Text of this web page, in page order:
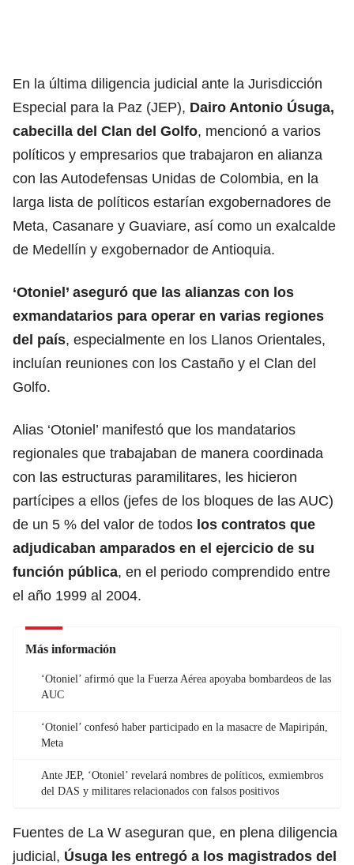
En la última diligencia judicial ante la Jurisdicción
Especial para la Paz (JEP), Dairo Antonio Úsuga,
cabecilla del Clan del Golfo, mencionó a varios
políticos y empresarios que trabajaron en alianza
con las Autodefensas Unidas de Colombia, en la
larga lista de políticos estarían exgobernadores de
Meta, Casanare y Guaviare, así como un exalcalde
de Medellín y exgobernador de Antioquia.
‘Otoniel’ aseguró que las alianzas con los
exmandatarios para operar en varias regiones
del país, especialmente en los Llanos Orientales,
incluían reuniones con los Castaño y el Clan del
Golfo.
Alias ‘Otoniel’ manifestó que los mandatarios
regionales que trabajaban de manera coordinada
con las estructuras paramilitares, les hicieron
partícipes a ellos (jefes de los bloques de las AUC)
de un 5 % del valor de todos los contratos que
adjudicaban amparados en el ejercicio de su
función pública, en el periodo comprendido entre
el año 1999 al 2004.
Más información
‘Otoniel’ afirmó que la Fuerza Aérea apoyaba bombardeos de las
AUC
‘Otoniel’ confesó haber participado en la masacre de Mapiripán,
Meta
Ante JEP, ‘Otoniel’ revelará nombres de políticos, exmiembros
del DAS y militares relacionados con falsos positivos
Fuentes de La W aseguran que, en plena diligencia
judicial, Úsuga les entregó a los magistrados del